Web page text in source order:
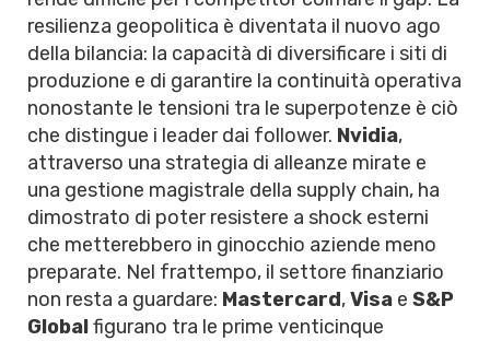
resilienza geopolitica è diventata il nuovo ago
della bilancia: la capacità di diversificare i siti di
produzione e di garantire la continuità operativa
nonostante le tensioni tra le superpotenze è ciò
che distingue i leader dai follower. Nvidia,
attraverso una strategia di alleanze mirate e
una gestione magistrale della supply chain, ha
dimostrato di poter resistere a shock esterni
che metterebbero in ginocchio aziende meno
preparate. Nel frattempo, il settore finanziario
non resta a guardare: Mastercard,Visa e S&P
Globalfigurano tra le prime venticinque